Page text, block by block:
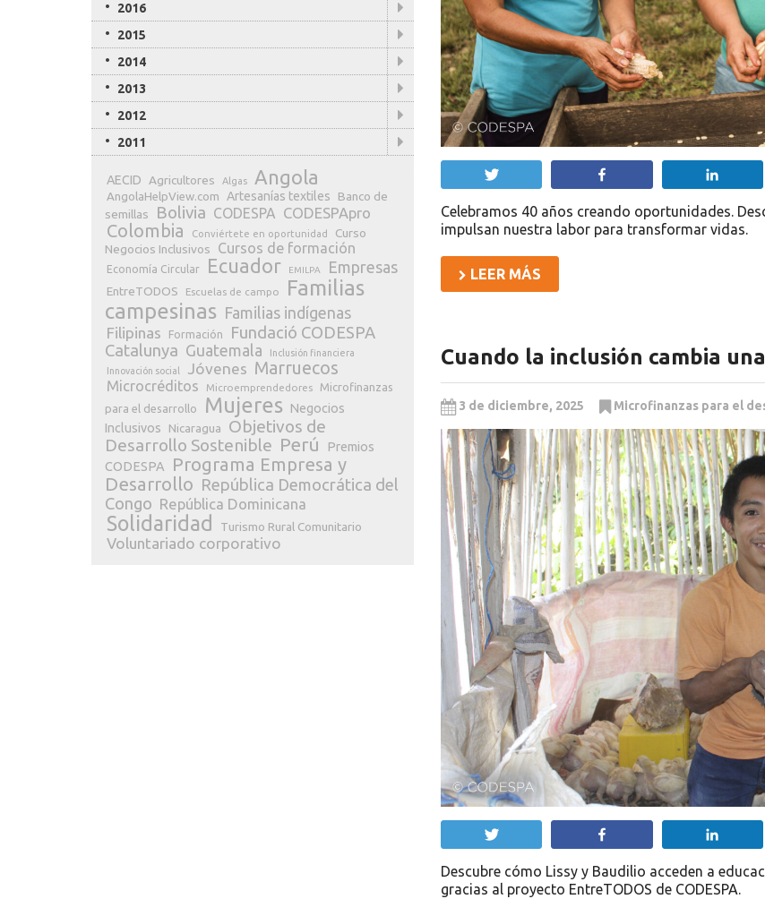
Celebramos 40 años creando oportunidades.
impulsan nuestra labor para transformar vidas.
LEER MÁS
Cuando la inclusión cambia
3 de diciembre, 2025 Microfinanzas para el
Descubre cómo Lissy y Baudilio acceden a
gracias al proyecto EntreTODOS de CODESPA.
2016
2015
2014
2013
2012
2011
NUBE DE ETIQUETAS
AECID Agricultores Algas Angola
AngolaHelpView.com Artesanías textiles
Banco de
semillas
Bolivia CODESPA CODESPApro
Colombia Conviértete en oportunidad
Curso
Negocios Inclusivos
Cursos de formación
Economía Circular Ecuador EMILPA Empresas
EntreTODOS Escuelas de campo
Familias
campesinas Familias indígenas
Filipinas
Formación
Fundació CODESPA
Catalunya Guatemala
Inclusión financiera
Innovación social
Jóvenes Marruecos
Microcréditos Microemprendedores
Microfinanzas
para el desarrollo
Mujeres
Negocios
Inclusivos
Nicaragua
Objetivos de
Desarrollo Sostenible Perú
Premios
CODESPA
Programa Empresa y
Desarrollo República Democrática del
Congo República Dominicana
Solidaridad Turismo Rural Comunitario
Voluntariado corporativo